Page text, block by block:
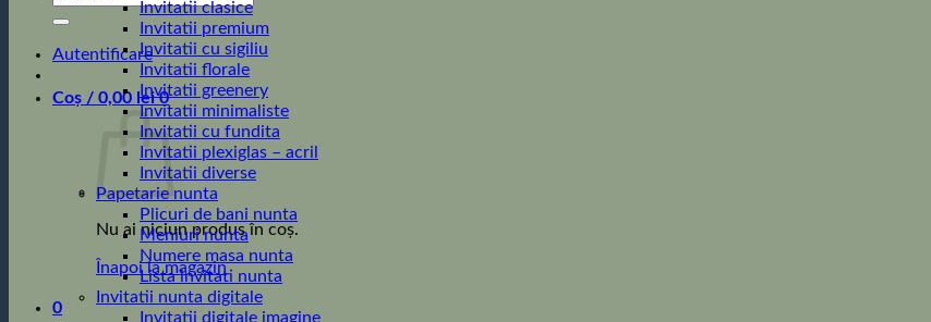
Autentificare
Coș / 0,00 lei 0
Nu ai niciun produs în coș.
Înapoi la magazin
0
Invitatii clasice
Invitatii premium
Invitatii cu sigiliu
Invitatii florale
Invitatii greenery
Invitatii minimaliste
Invitatii cu fundita
Invitatii plexiglas – acril
Invitatii diverse
Papetarie nunta
Plicuri de bani nunta
Meniuri nunta
Numere masa nunta
Lista invitati nunta
Invitatii nunta digitale
Invitatii digitale imagine